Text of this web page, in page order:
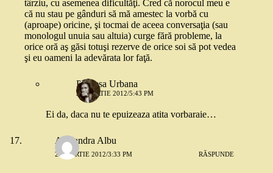
târziu, cu asemenea dificultăţi. Cred că norocul meu e
că nu stau pe gânduri să mă amestec la vorbă cu
(aproape) oricine, şi tocmai de aceea conversaţia (sau
monologul unuia sau altuia) curge fără probleme, la
orice oră aş găsi totuşi rezerve de orice soi să pot vedea
şi eu oameni la adevărata lor faţă.
Printesa Urbana
23 MARTIE 2012/5:43 PM
Ei da, daca nu te epuizeaza atita vorbaraie…
Alexandra Albu
23 MARTIE 2012/3:33 PM RĂSPUNDE